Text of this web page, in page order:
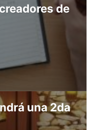
de
una 2da